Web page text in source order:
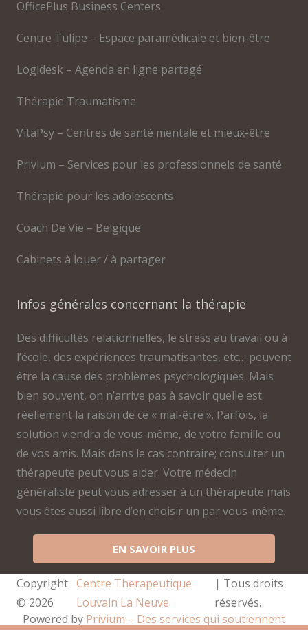
OfficePlus Business Centers
Centre Tulipe – Espace paramédicale et bien-être
Logidesk – Agenda en ligne partagé
Thérapie Traumatisme
VitaPsy – Centres de santé mentale et mieux-être
Privium – Services pour les professionnels de santé
Thérapie pour les adolescents
Coach De Vie – Belgique
Cabinets à louer / à partager
Infos générales concernant la thérapie
Des difficultés relationnelles, le stress au travail ou à
l’école, des expériences traumatisantes, etc… peuvent
être la cause des problèmes psychologiques. Mais
bien souvent, on n’arrive pas à savoir quelle est
réellement la raison de ce « mal-être ». Parfois, la
solution viendra de vous-même, de votre famille ou
de vos amis. Mais dans le cas contraire; consulter un
thérapeute peut vous aider. Votre médecin
généraliste peut vous adresser à un thérapeute mais
vous êtes aussi libre d’en choisir un par vous-même.
EN SAVOIR PLUS
Copyright
© 2026
Centre Therapeutique
Louvain La Neuve
| Tous droits
réservés.
Powered by Privium – Des services qui soutiennent